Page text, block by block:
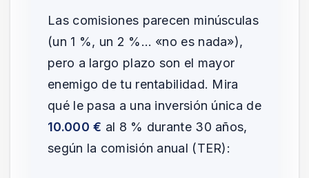
Las comisiones parecen minúsculas
(un 1 %, un 2 %… «no es nada»),
pero a largo plazo son el mayor
enemigo de tu rentabilidad. Mira
qué le pasa a una inversión única de
10.000 € al 8 % durante 30 años,
según la comisión anual (TER):